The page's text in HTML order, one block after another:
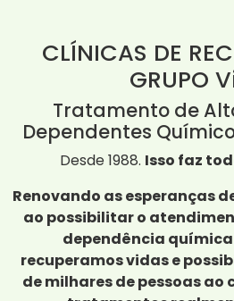
CLÍNICAS DE
GRUPO
Tratamento de
Dependentes
Desde 1988. Isso faz
Renovando as esperanças
ao possibilitar o
dependência
recuperamos vidas e
de milhares de pessoas ao